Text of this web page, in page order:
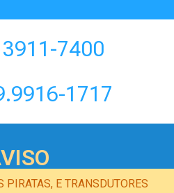
7400
1717
PIRATAS, E TRANSDUTORES